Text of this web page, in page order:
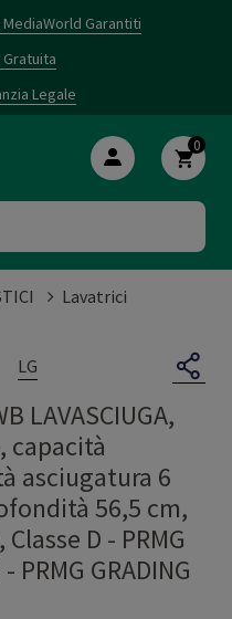
Garantiti
Gratuita
Legale
0
Lavatrici
LG
LAVASCIUGA,
capacità
asciugatura 6
56,5 cm,
D - PRMG
- PRMG GRADING